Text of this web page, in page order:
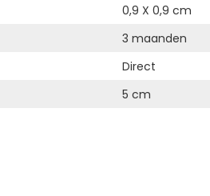
0,9 X 0,9 cm
3 maanden
Direct
5 cm